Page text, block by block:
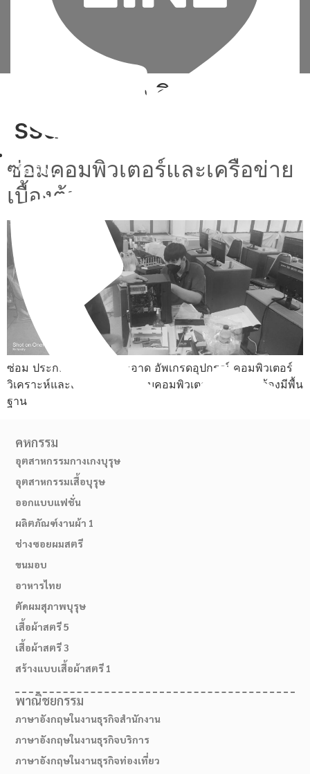
เพิ่มเพื่อน
02-514-1840
วิธี ลง วินโดว์ 10
ssd
ซ่อมคอมพิวเตอร์และเครือข่าย
เบื้องต้น
ซ่อม ประกอบ ทำความสะอาด อัพเกรดอุปกรณ์ คอมพิวเตอร์
วิเคราะห์และแก้ไขปัญหาระบบคอมพิวเตอร์ ไม่จำเป็นต้องมีพื้น
ฐาน
คหกรรม
อุตสาหกรรมกางเกงบุรุษ
อุตสาหกรรมเสื้อบุรุษ
ออกแบบแฟชั่น
ผลิตภัณฑ์งานผ้า 1
ช่างซอยผมสตรี
ขนมอบ
อาหารไทย
ตัดผมสุภาพบุรุษ
เสื้อผ้าสตรี 5
เสื้อผ้าสตรี 3
สร้างแบบเสื้อผ้าสตรี 1
พาณิชยกรรม
ภาษาอังกฤษในงานธุรกิจสำนักงาน
ภาษาอังกฤษในงานธุรกิจบริการ
ภาษาอังกฤษในงานธุรกิจท่องเที่ยว